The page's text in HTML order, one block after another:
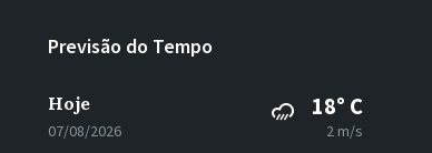
Previsão do Tempo
Hoje
07/08/2026
18° C
2 m/s